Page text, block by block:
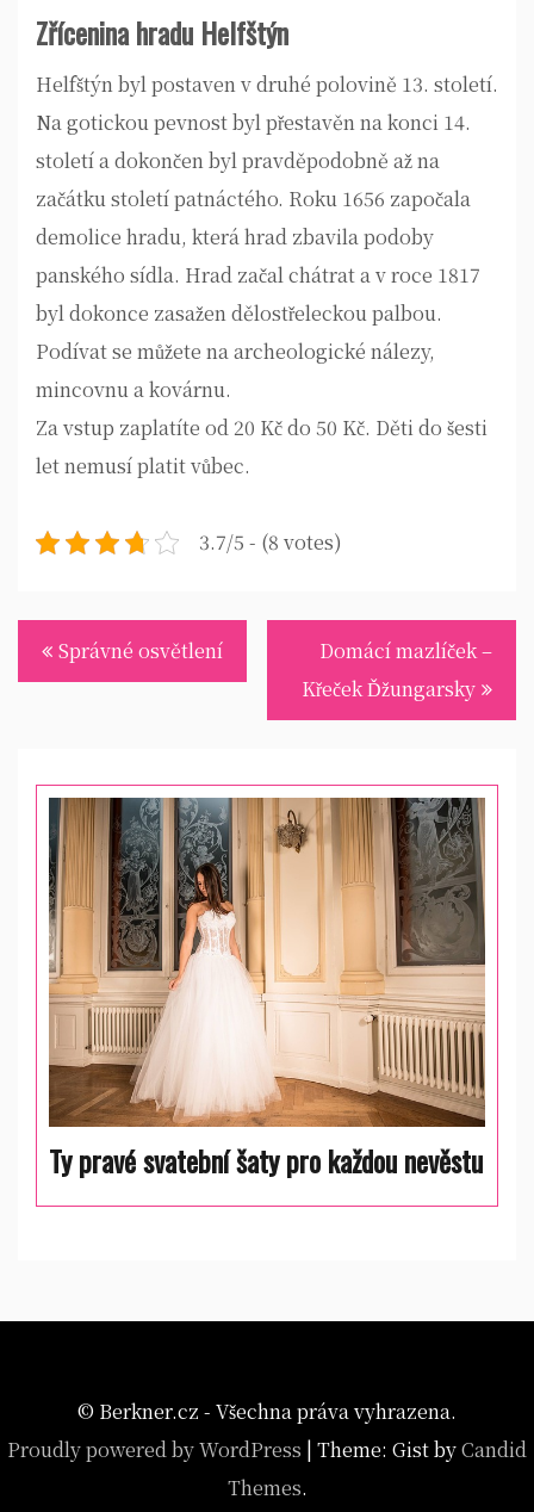
Zřícenina hradu Helfštýn
Helfštýn byl postaven v druhé polovině 13. století.
Na gotickou pevnost byl přestavěn na konci 14.
století a dokončen byl pravděpodobně až na
začátku století patnáctého. Roku 1656 započala
demolice hradu, která hrad zbavila podoby
panského sídla. Hrad začal chátrat a v roce 1817
byl dokonce zasažen dělostřeleckou palbou.
Podívat se můžete na archeologické nálezy,
mincovnu a kovárnu.
Za vstup zaplatíte od 20 Kč do 50 Kč. Děti do šesti
let nemusí platit vůbec.
3.7/5 - (8 votes)
Navigace
pro
Správné osvětlení
Domácí mazlíček –
Křeček Ďžungarsky
Ty pravé svatební šaty pro každou nevěstu
© Berkner.cz - Všechna práva vyhrazena.
Proudly powered by WordPress | Theme: Gist byCandid
Themes.